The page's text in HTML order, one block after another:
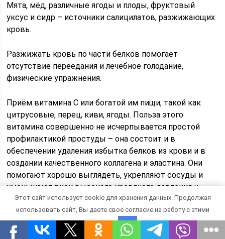
Мята, мёд, различные ягоды и плоды, фруктовый
уксус и сидр – источники салицилатов, разжижающих
кровь.
Разжижать кровь по части белков помогает
отсутствие переедания и лечебное голодание,
физические упражнения.
Приём витамина С или богатой им пищи, такой как
цитрусовые, перец, киви, ягоды. Польза этого
витамина совершенно не исчерпывается простой
профилактикой простуды – она состоит и в
обеспечении удаления избытка белков из крови и в
создании качественного коллагена и эластина. Они
помогают хорошо выглядеть, укрепляют сосуды и
уменьшают риск высокого кровяного давления и
инсультов.
Мясо лучше заменить птицей, яйцами, белорыбицей.
Этот сайт использует cookie для хранения данных. Продолжая
использовать сайт, Вы даете свое согласие на работу с этими
файлами.
OK